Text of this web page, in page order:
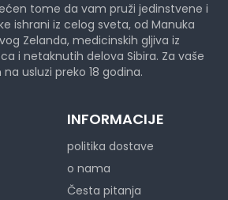
tome da vam pruži jedinstvene i
ishrani iz celog sveta, od Manuka
Zelanda, medicinskih gljiva iz
i netaknutih delova Sibira. Za vaše
usluzi preko 18 godina.
INFORMACIJE
politika dostave
o nama
Česta pitanja